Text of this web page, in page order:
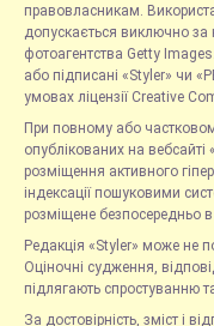
правовласникам.
допускається виключно за
фотоагентства Getty
або підписані «Styler» чи
умовах ліцензії Creative
При повному або
опублікованих на
розміщення активного
індексації пошуковими
розміщене безпосередньо в
Редакція «Styler» може не
Оціночні судження,
підлягають спростуванню
За достовірність, зміст і